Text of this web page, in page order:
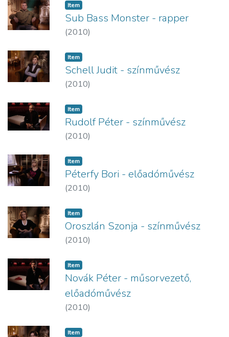
Item
Sub Bass Monster - rapper
(2010)
Item
Schell Judit - színművész
(2010)
Item
Rudolf Péter - színművész
(2010)
Item
Péterfy Bori - előadóművész
(2010)
Item
Oroszlán Szonja - színművész
(2010)
Item
Novák Péter - műsorvezető,
előadóművész
(2010)
Item